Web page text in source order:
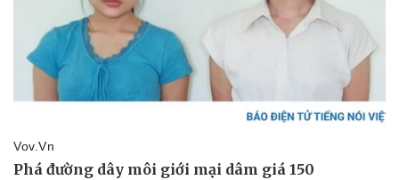
Bóng đá
Lịch thi đấu bóng đá
Ô tô - Xe máy
Xe máy